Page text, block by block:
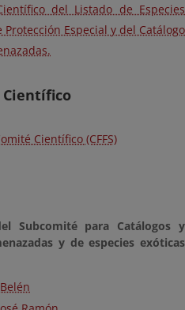
del Listado de Especies
Especial y del Catálogo
Científico
Científico (CFFS)
Subcomité para Catálogos y
y de especies exóticas